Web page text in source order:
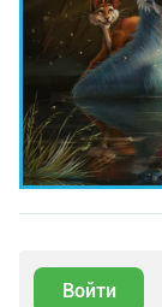
Войти